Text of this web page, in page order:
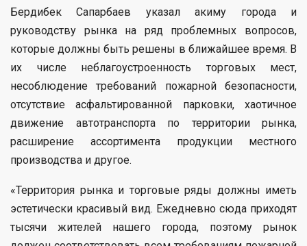
Бердибек Сапарбаев указал акиму города и
руководству рынка на ряд проблемных вопросов,
которые должны быть решены в ближайшее время. В
их числе неблагоустроенность торговых мест,
несоблюдение требований пожарной безопасности,
отсутствие асфальтированной парковки, хаотичное
движение автотранспорта по территории рынка,
расширение ассортимента продукции местного
производства и другое.
«Территория рынка и торговые ряды должны иметь
эстетически красивый вид. Ежедневно сюда приходят
тысячи жителей нашего города, поэтому рынок